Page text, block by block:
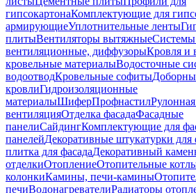
гипсокартонаКомплектующие для
армирующиеУплотнительные ленты
плитыВентиляторы вытяжныеСистемы
вентиляционные, диффузорыКровля и
кровельные материалыВодосточные
водоотводКровельные софиты
кровлиГидроизоляционные
материалыШиферПрофнастил
вентиляцияОтделка фасадаФасадные
панелиСайдингКомплектующие для
панелейДекоративные штукатурки для
плитка для фасадаДекоративный
отделкиОтоплениеОтопительные
колонкиКамины, печи-камины
печиВодонагревателиРадиаторы